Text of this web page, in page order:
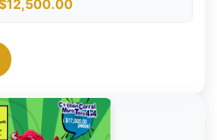
tarjetas de débito, efectivo y